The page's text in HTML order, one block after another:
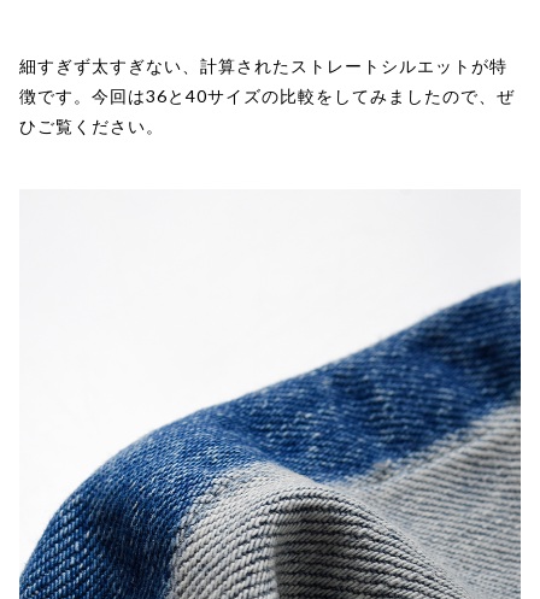
細すぎず太すぎない、計算されたストレートシルエットが特
徴です。今回は36と40サイズの比較をしてみましたので、ぜ
ひご覧ください。